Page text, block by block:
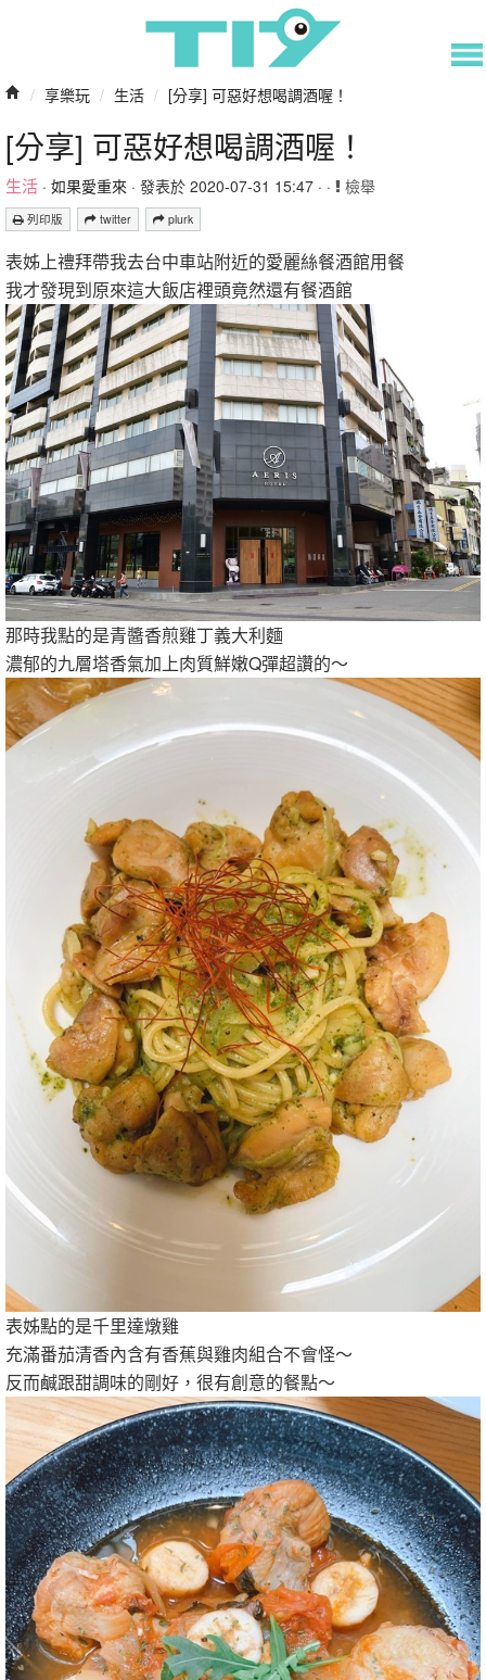
/ 享樂玩 / 生活 / [分享] 可惡好想喝調酒喔！
[分享] 可惡好想喝調酒喔！
生活 · 如果愛重來 · 發表於 2020-07-31 15:47 · · 檢舉
列印版 twitter plurk
表姊上禮拜帶我去台中車站附近的愛麗絲餐酒館用餐
我才發現到原來這大飯店裡頭竟然還有餐酒館
那時我點的是青醬香煎雞丁義大利麵
濃郁的九層塔香氣加上肉質鮮嫩Q彈超讚的～
表姊點的是千里達燉雞
充滿番茄清香內含有香蕉與雞肉組合不會怪～
反而鹹跟甜調味的剛好，很有創意的餐點～